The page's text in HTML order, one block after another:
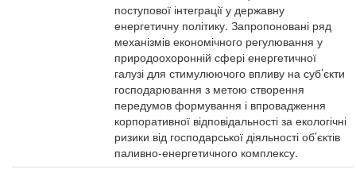
поступової інтеграції у державну
енергетичну політику. Запропоновані ряд
механізмів економічного регулювання у
природоохоронній сфері енергетичної
галузі для стимулюючого впливу на суб’єкти
господарювання з метою створення
передумов формування і впровадження
корпоративної відповідальності за екологічні
ризики від господарської діяльності об’єктів
паливно-енергетичного комплексу.